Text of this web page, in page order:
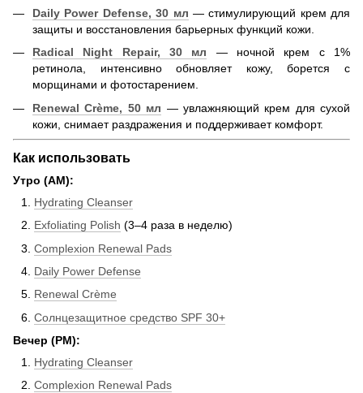
Daily Power Defense, 30 мл — стимулирующий крем для
защиты и восстановления барьерных функций кожи.
Radical Night Repair, 30 мл — ночной крем с 1%
ретинола, интенсивно обновляет кожу, борется с
морщинами и фотостарением.
Renewal Crème, 50 мл — увлажняющий крем для сухой
кожи, снимает раздражения и поддерживает комфорт.
Как использовать
Утро (AM):
Hydrating Cleanser
Exfoliating Polish (3–4 раза в неделю)
Complexion Renewal Pads
Daily Power Defense
Renewal Crème
Солнцезащитное средство SPF 30+
Вечер (PM):
Hydrating Cleanser
Complexion Renewal Pads